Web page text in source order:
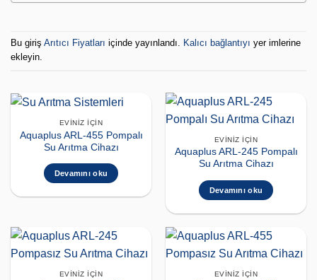
Bu giriş Arıtıcı Fiyatları içinde yayınlandı. Kalıcı bağlantıyı yer imlerine
ekleyin.
EVINIZ İÇIN
Aquaplus ARL-455 Pompalı
Su Arıtma Cihazı
Devamını oku
EVINIZ İÇIN
Aquaplus ARL-245 Pompalı
Su Arıtma Cihazı
Devamını oku
EVINIZ İÇIN EVINIZ İÇIN